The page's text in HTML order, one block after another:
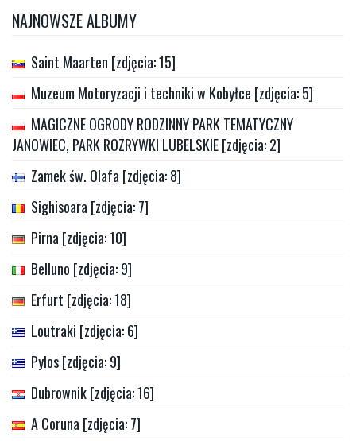
NAJNOWSZE ALBUMY
Saint Maarten [zdjęcia: 15]
Muzeum Motoryzacji i techniki w Kobyłce [zdjęcia: 5]
MAGICZNE OGRODY RODZINNY PARK TEMATYCZNY
JANOWIEC, PARK ROZRYWKI LUBELSKIE [zdjęcia: 2]
Zamek św. Olafa [zdjęcia: 8]
Sighisoara [zdjęcia: 7]
Pirna [zdjęcia: 10]
Belluno [zdjęcia: 9]
Erfurt [zdjęcia: 18]
Loutraki [zdjęcia: 6]
Pylos [zdjęcia: 9]
Dubrownik [zdjęcia: 16]
A Coruna [zdjęcia: 7]